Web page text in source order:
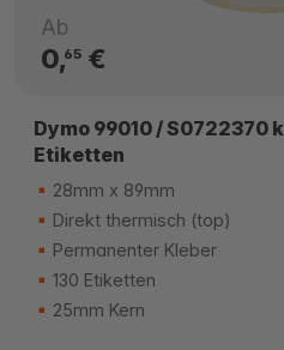
Ab
0,65€
Dymo 99010 / S0722370
Etiketten
28mm x 89mm
Direkt thermisch (top)
Permanenter Kleber
130 Etiketten
25mm Kern